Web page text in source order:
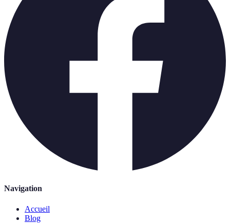
Navigation
Accueil
Blog